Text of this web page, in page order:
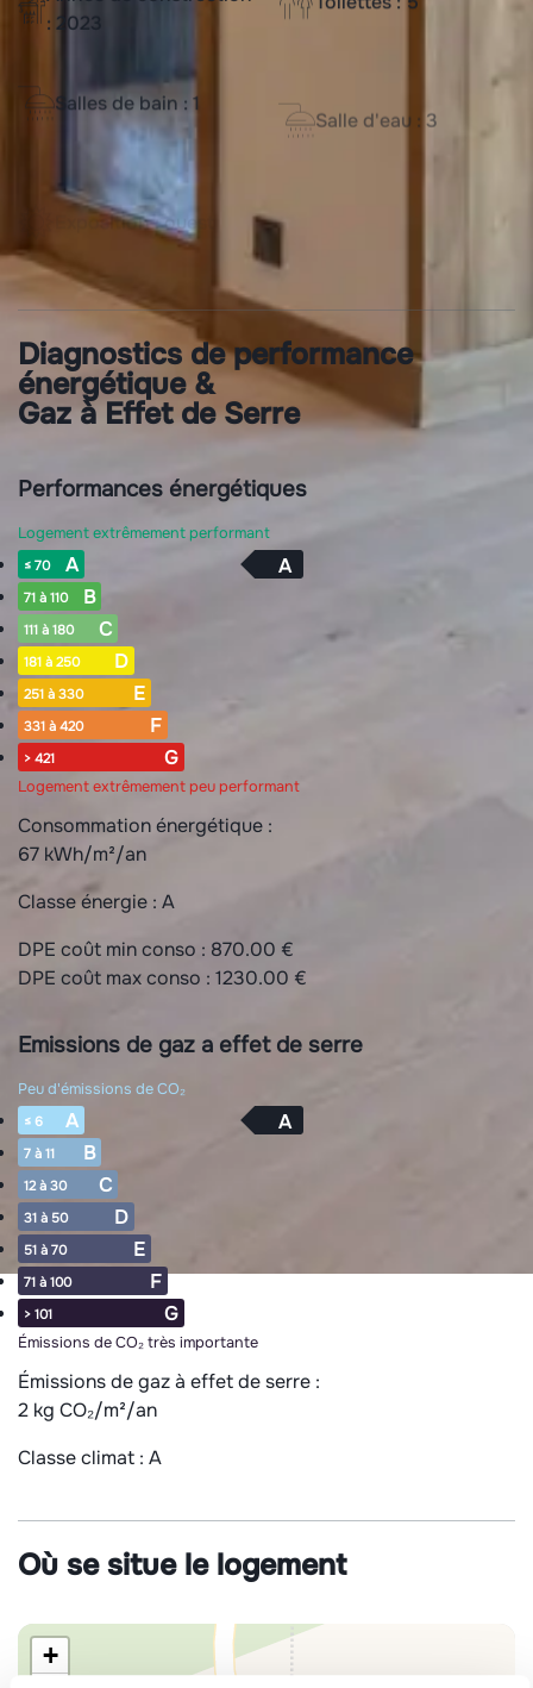
: 2023
Salles de bain : 1
Exposition : ouest
Diagnostics de performance
énergétique &
Gaz à Effet de Serre
Performances énergétiques
Logement extrêmement performant
≤ 70 A A
71 à 110 B
111 à 180 C
181 à 250 D
251 à 330 E
331 à 420 F
> 421 G
Logement extrêmement peu performant
Consommation énergétique :
67 kWh/m²/an
Classe énergie : A
DPE coût min conso : 870.00 €
DPE coût max conso : 1230.00 €
Emissions de gaz a effet de serre
Peu d'émissions de CO₂
≤ 6 A A
7 à 11 B
12 à 30 C
31 à 50 D
51 à 70 E
71 à 100 F
> 101 G
Émissions de CO₂ très importante
Émissions de gaz à effet de serre :
2 kg CO₂/m²/an
Classe climat : A
Où se situe le logement
+